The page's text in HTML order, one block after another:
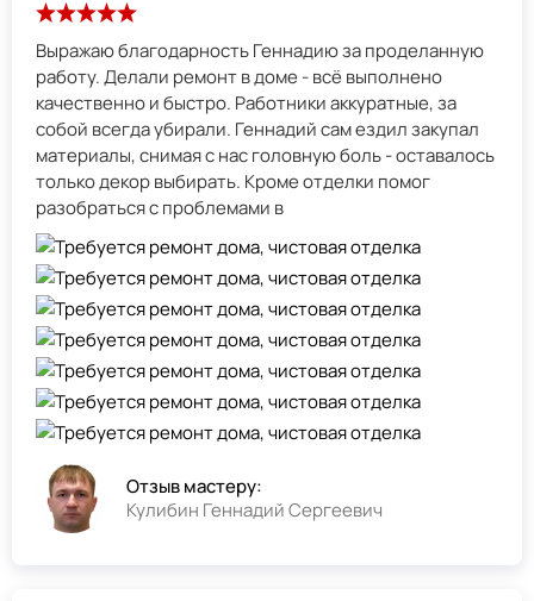
Выражаю благодарность Геннадию за проделанную
работу. Делали ремонт в доме - всё выполнено
качественно и быстро. Работники аккуратные, за
собой всегда убирали. Геннадий сам ездил закупал
материалы, снимая с нас головную боль - оставалось
только декор выбирать. Кроме отделки помог
разобраться с проблемами в
Отзыв мастеру:
Кулибин Геннадий Сергеевич